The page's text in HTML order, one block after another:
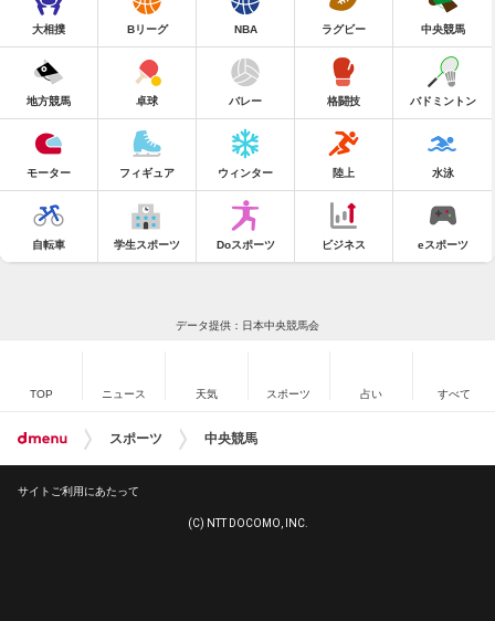
大相撲 Bリーグ NBA ラグビー 中央競馬
地方競馬 卓球 バレー 格闘技 バドミントン
モーター フィギュア ウィンター 陸上 水泳
自転車 学生スポーツ Doスポーツ ビジネス eスポーツ
データ提供：日本中央競馬会
TOP ニュース 天気 スポーツ 占い すべて
スポーツ 中央競馬
サイトご利用にあたって
(C) NTT DOCOMO, INC.